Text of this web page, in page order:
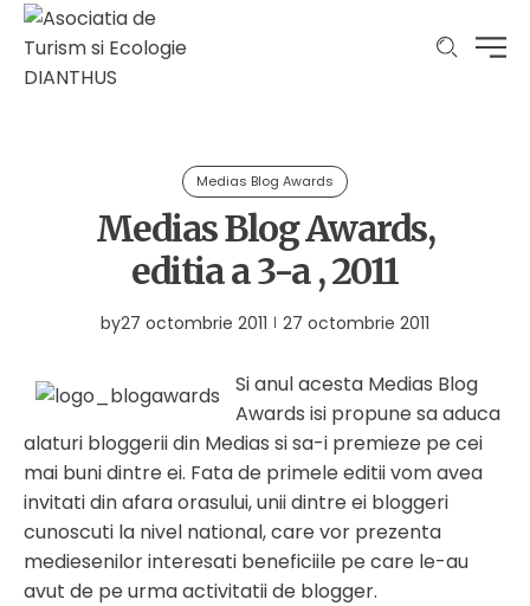
Medias Blog Awards
Medias Blog Awards,
editia a 3-a , 2011
by27 octombrie 2011 27 octombrie 2011
Si anul acesta Medias Blog
Awards isi propune sa aduca
alaturi bloggerii din Medias si sa-i premieze pe cei
mai buni dintre ei. Fata de primele editii vom avea
invitati din afara orasului, unii dintre ei bloggeri
cunoscuti la nivel national, care vor prezenta
mediesenilor interesati beneficiile pe care le-au
avut de pe urma activitatii de blogger.